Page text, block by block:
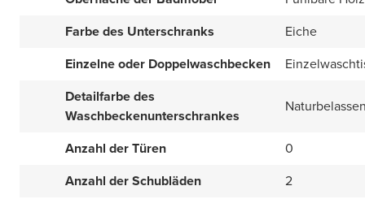
Farbe des Unterschranks
Eiche
Einzelne oder Doppelwaschbecken
Detailfarbe des
Waschbeckenunterschrankes
Anzahl der Türen
0
Anzahl der Schubläden
2